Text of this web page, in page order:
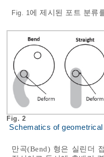
Fig. 1에 제시된 포트 분류
Fig. 2
Schematics of
만곡(Bend) 형은 실린더